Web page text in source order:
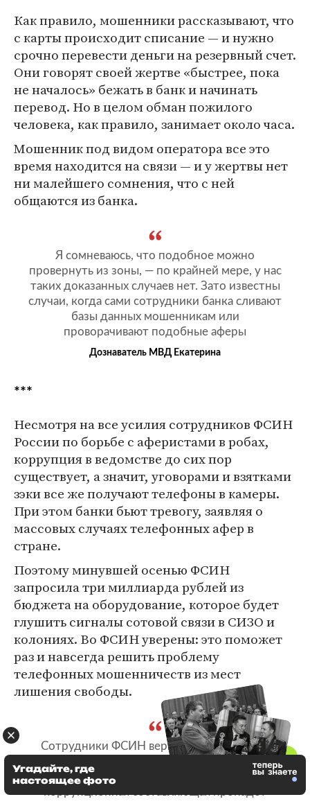
Как правило, мошенники рассказывают, что
с карты происходит списание — и нужно
срочно перевести деньги на резервный счет.
Они говорят своей жертве «быстрее, пока
не началось» бежать в банк и начинать
перевод. Но в целом обман пожилого
человека, как правило, занимает около часа.
Мошенник под видом оператора все это
время находится на связи — и у жертвы нет
ни малейшего сомнения, что с ней
общаются из банка.
Я сомневаюсь, что подобное можно
провернуть из зоны, — по крайней мере, у нас
таких доказанных случаев нет. Зато известны
случаи, когда сами сотрудники банка сливают
базы данных мошенникам или
проворачивают подобные аферы
Дознаватель МВД Екатерина
***
Несмотря на все усилия сотрудников ФСИН
России по борьбе с аферистами в робах,
коррупция в ведомстве до сих пор
существует, а значит, уговорами и взятками
зэки все же получают телефоны в камеры.
При этом банки бьют тревогу, заявляя о
массовых случаях телефонных афер в
стране.
Поэтому минувшей осенью ФСИН
запросила три миллиарда рублей из
бюджета на оборудование, которое будет
глушить сигналы сотовой связи в СИЗО и
колониях. Во ФСИН уверены: это поможет
раз и навсегда решить проблему
телефонных мошенничеств из мест
лишения свободы.
Сотрудники ФСИН верно говорят, что им
нужны "глушилки". Если все заглушить, то,
выходит, и телефоны станут бесполезны, и
Угадайте, где
настоящее фото